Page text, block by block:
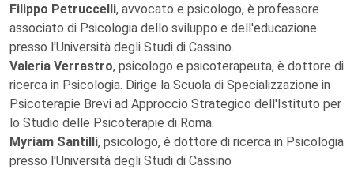
Filippo Petruccelli, avvocato e psicologo, è professore
associato di Psicologia dello sviluppo e dell'educazione
presso l'Università degli Studi di Cassino.
Valeria Verrastro, psicologo e psicoterapeuta, è dottore di
ricerca in Psicologia. Dirige la Scuola di Specializzazione in
Psicoterapie Brevi ad Approccio Strategico dell'Istituto per
lo Studio delle Psicoterapie di Roma.
Myriam Santilli, psicologo, è dottore di ricerca in Psicologia
presso l'Università degli Studi di Cassino